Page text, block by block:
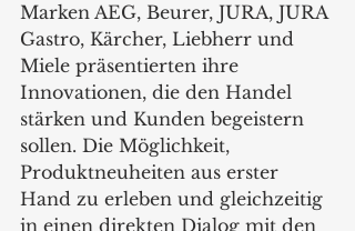
Marken AEG, Beurer, JURA, JURA
Gastro, Kärcher, Liebherr und
Miele präsentierten ihre
Innovationen, die den Handel
stärken und Kunden begeistern
sollen. Die Möglichkeit,
Produktneuheiten aus erster
Hand zu erleben und gleichzeitig
in einen direkten Dialog mit den